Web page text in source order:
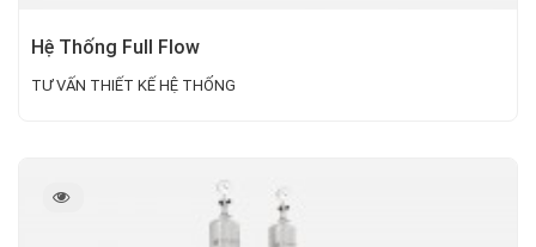
Hệ Thống Full Flow
TƯ VẤN THIẾT KẾ HỆ THỐNG